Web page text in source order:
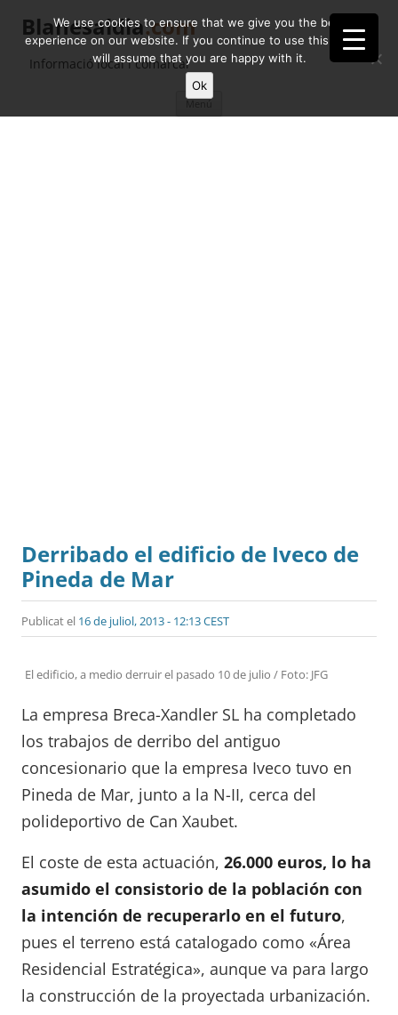
Blanesaldia.com
Informació local i comarcal
contingut
Derribado el edificio de Iveco de
Pineda de Mar
Publicat el 16 de juliol, 2013 - 12:13 CEST
El edificio, a medio derruir el pasado 10 de julio / Foto: JFG
La empresa Breca-Xandler SL ha completado
los trabajos de derribo del antiguo
concesionario que la empresa Iveco tuvo en
Pineda de Mar, junto a la N-II, cerca del
polideportivo de Can Xaubet.
El coste de esta actuación, 26.000 euros, lo ha
asumido el consistorio de la población con
la intención de recuperarlo en el futuro,
pues el terreno está catalogado como «Área
Residencial Estratégica», aunque va para largo
la construcción de la proyectada urbanización.
We use cookies to ensure that we give you the best
experience on our website. If you continue to use this site we
will assume that you are happy with it.
Ok